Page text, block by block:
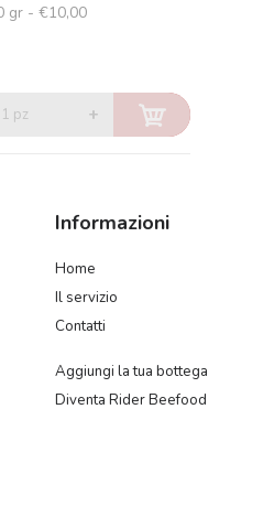
gr - €10,00
1 pz +
Informazioni
Home
Il servizio
Contatti
Aggiungi la tua bottega
Diventa Rider Beefood